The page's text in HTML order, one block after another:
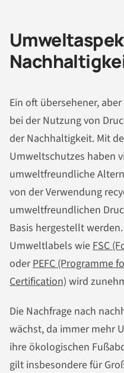
Ein oft übersehener,
bei der Nutzung von
der Nachhaltigkeit. Mit
Umweltschutzes haben
umweltfreundliche
von der Verwendung
umweltfreundlichen
Basis hergestellt
Umweltlabels wieFSC
oderPEFC (Programme
Certification) wird
Die Nachfrage nach
wächst, da immer mehr
ihre ökologischen
gilt insbesondere für